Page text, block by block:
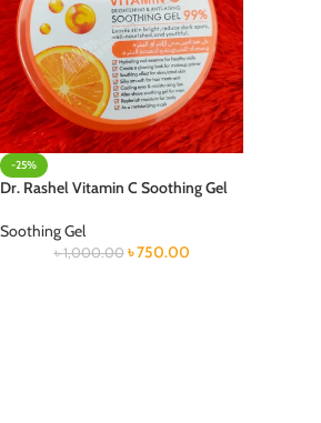
-25%
Dr. Rashel Vitamin C Soothing Gel
Soothing Gel
৳1,000.00 ৳750.00